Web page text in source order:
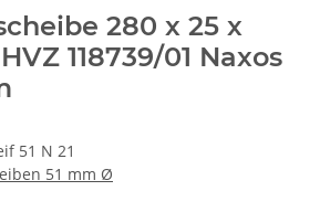
280 x 25 x
118739/01 Naxos
51 N 21
51 mm Ø